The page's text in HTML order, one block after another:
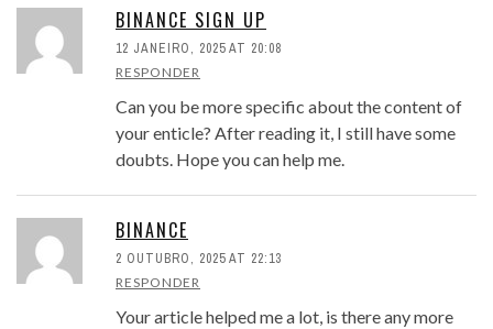
BINANCE SIGN UP
12 JANEIRO, 2025 AT 20:08
RESPONDER
Can you be more specific about the content of
your enticle? After reading it, I still have some
doubts. Hope you can help me.
BINANCE
2 OUTUBRO, 2025 AT 22:13
RESPONDER
Your article helped me a lot, is there any more